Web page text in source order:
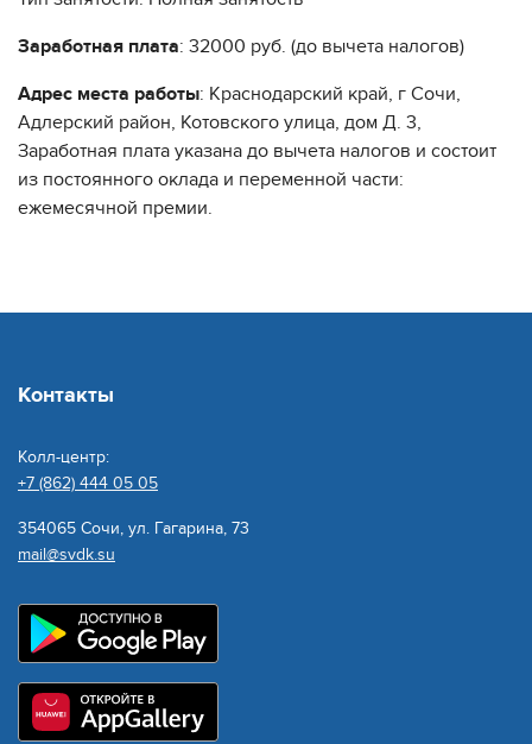
Заработная плата: 32000 руб. (до вычета налогов)
Адрес места работы: Краснодарский край, г Сочи,
Адлерский район, Котовского улица, дом Д. 3,
Заработная плата указана до вычета налогов и состоит
из постоянного оклада и переменной части:
ежемесячной премии.
Контакты
Колл-центр:
+7 (862) 444 05 05
354065 Сочи, ул. Гагарина, 73
mail@svdk.su